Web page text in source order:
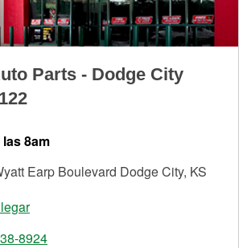
Parts - Dodge City
8am
Earp Boulevard Dodge City, KS
8924